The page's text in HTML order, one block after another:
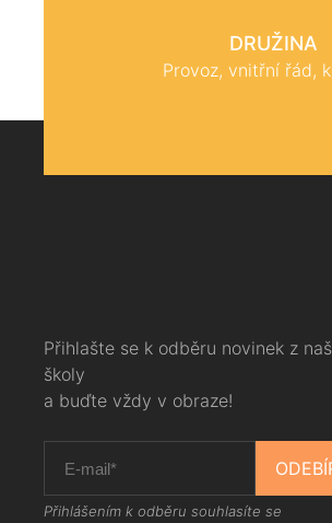
DRUŽINA
Provoz, vnitřní řád,
Přihlašte se k odběru novinek z
školy
a buďte vždy v obraze!
Přihlášením k odběru souhlasíte se